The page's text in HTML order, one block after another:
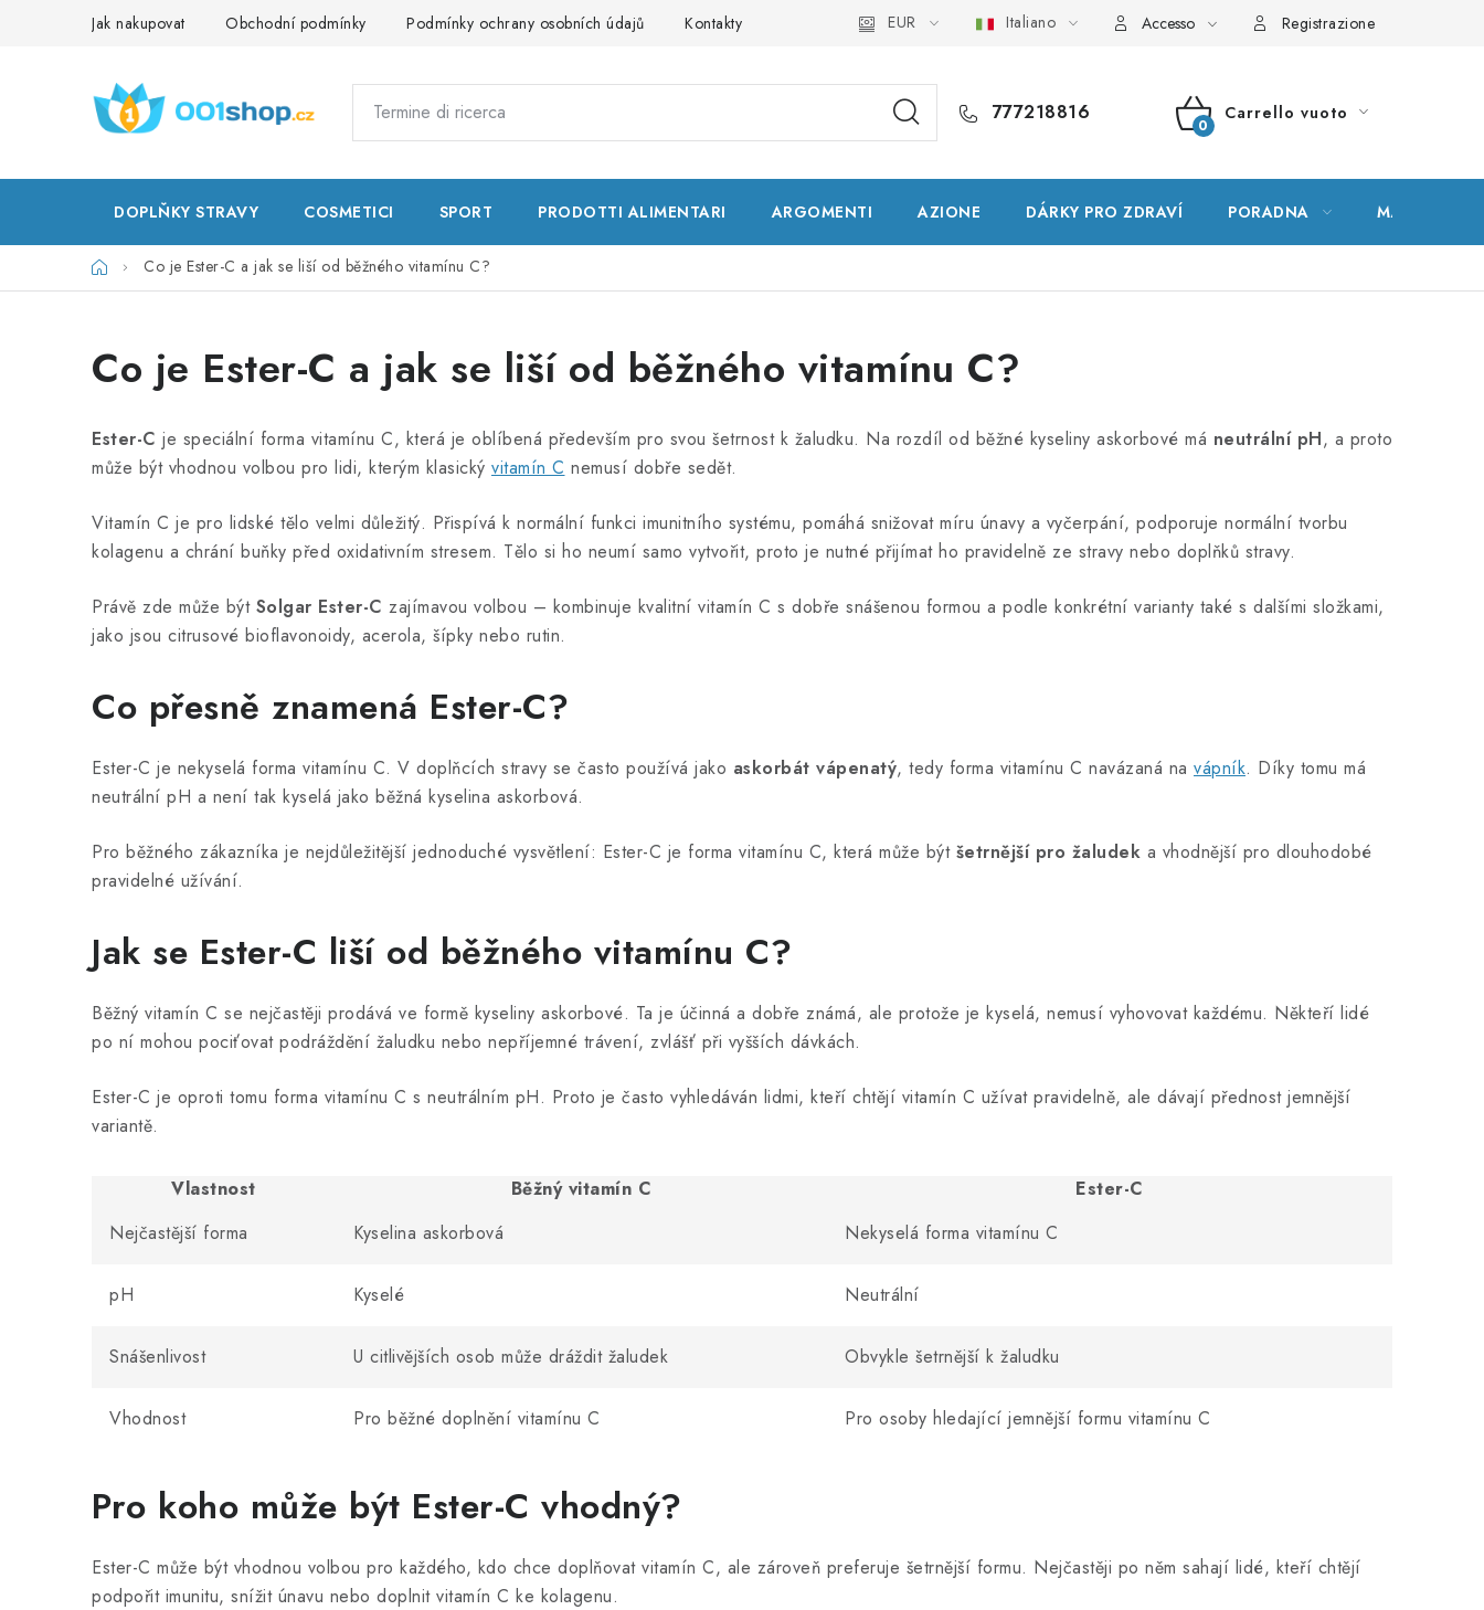
Jak nakupovat Obchodní podmínky Podmínky ochrany osobních údajů Kontakty Natural Health Store Glossario Mappa del sito Il mio ordine
EUR Italiano Accesso Registrazione
777218816
CARRELLO
SPESA
Carrello vuoto
DOPLŇKY STRAVY COSMETICI SPORT PRODOTTI ALIMENTARI ARGOMENTI AZIONE DÁRKY PRO ZDRAVÍ PORADNA MARCHE
Casa Co je Ester-C a jak se liší od běžného vitamínu C?
Co je Ester-C a jak se liší od běžného vitamínu C?
Ester-C je speciální forma vitamínu C, která je oblíbená především pro svou šetrnost k žaludku. Na rozdíl od běžné kyseliny askorbové má neutrální pH, a proto
může být vhodnou volbou pro lidi, kterým klasický vitamín C nemusí dobře sedět.
Vitamín C je pro lidské tělo velmi důležitý. Přispívá k normální funkci imunitního systému, pomáhá snižovat míru únavy a vyčerpání, podporuje normální tvorbu
kolagenu a chrání buňky před oxidativním stresem. Tělo si ho neumí samo vytvořit, proto je nutné přijímat ho pravidelně ze stravy nebo doplňků stravy.
Právě zde může být Solgar Ester-C zajímavou volbou – kombinuje kvalitní vitamín C s dobře snášenou formou a podle konkrétní varianty také s dalšími složkami,
jako jsou citrusové bioflavonoidy, acerola, šípky nebo rutin.
Co přesně znamená Ester-C?
Ester-C je nekyselá forma vitamínu C. V doplňcích stravy se často používá jako askorbát vápenatý, tedy forma vitamínu C navázaná na vápník. Díky tomu má
neutrální pH a není tak kyselá jako běžná kyselina askorbová.
Pro běžného zákazníka je nejdůležitější jednoduché vysvětlení: Ester-C je forma vitamínu C, která může být šetrnější pro žaludek a vhodnější pro dlouhodobé
pravidelné užívání.
Jak se Ester-C liší od běžného vitamínu C?
Běžný vitamín C se nejčastěji prodává ve formě kyseliny askorbové. Ta je účinná a dobře známá, ale protože je kyselá, nemusí vyhovovat každému. Někteří lidé
po ní mohou pociťovat podráždění žaludku nebo nepříjemné trávení, zvlášť při vyšších dávkách.
Ester-C je oproti tomu forma vitamínu C s neutrálním pH. Proto je často vyhledáván lidmi, kteří chtějí vitamín C užívat pravidelně, ale dávají přednost jemnější
variantě.
Vlastnost Běžný vitamín C
Ester-C
Nejčastější forma
Kyselina askorbová Nekyselá forma vitamínu C
pH Kyselé Neutrální
Snášenlivost U citlivějších osob může dráždit žaludek Obvykle šetrnější k žaludku
Vhodnost Pro běžné doplnění vitamínu C Pro osoby hledající jemnější formu vitamínu C
Pro koho může být Ester-C vhodný?
Ester-C může být vhodnou volbou pro každého, kdo chce doplňovat vitamín C, ale zároveň preferuje šetrnější formu. Nejčastěji po něm sahají lidé, kteří chtějí
podpořit imunitu, snížit únavu nebo doplnit vitamín C ke kolagenu.